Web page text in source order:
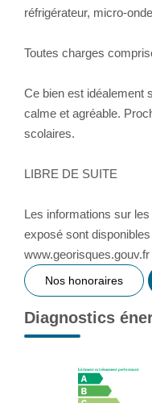
réfrigérateur, micro-
Toutes charges
Ce bien est idéalement
calme et agréable.
scolaires.
LIBRE DE SUITE
Les informations sur
exposé sont
www.georisques.gouv.fr
Nos honoraires
Diagnostics